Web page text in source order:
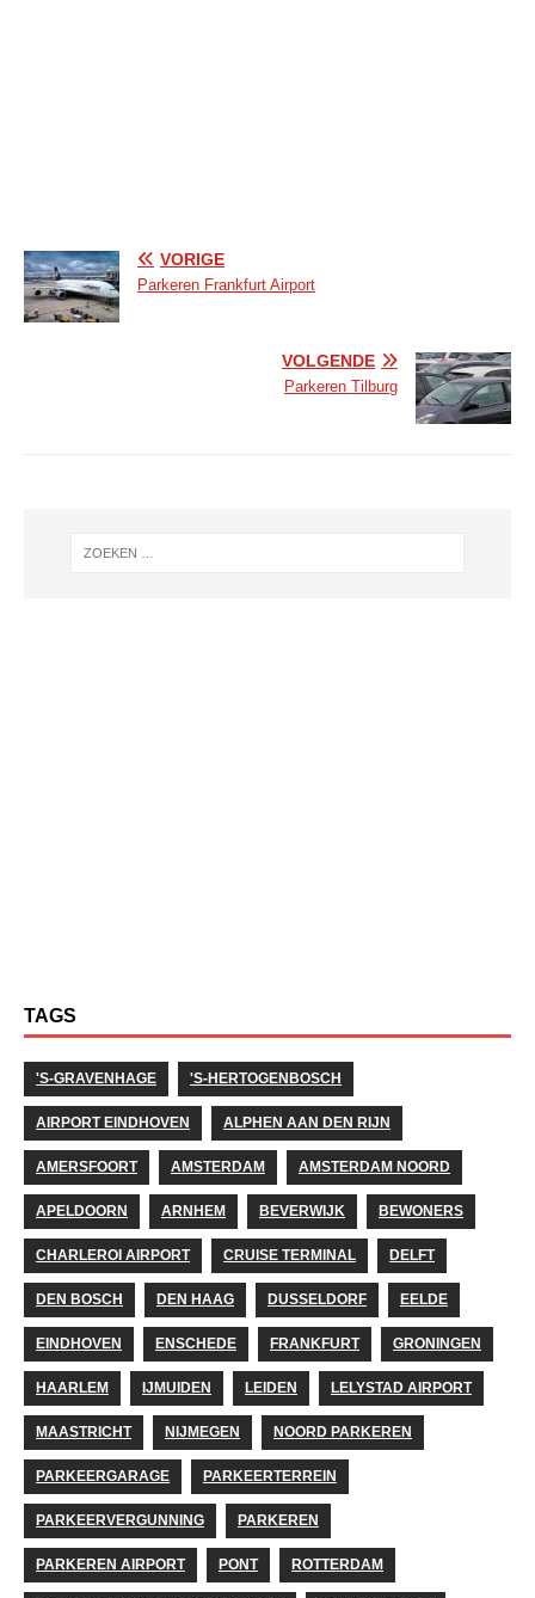
VORIGE
Parkeren Frankfurt Airport
VOLGENDE
Parkeren Tilburg
TAGS
'S-GRAVENHAGE 'S-HERTOGENBOSCH
AIRPORT EINDHOVEN ALPHEN AAN DEN RIJN
AMERSFOORT AMSTERDAM AMSTERDAM NOORD
APELDOORN ARNHEM BEVERWIJK BEWONERS
CHARLEROI AIRPORT CRUISE TERMINAL DELFT
DEN BOSCH DEN HAAG DUSSELDORF EELDE
EINDHOVEN ENSCHEDE FRANKFURT GRONINGEN
HAARLEM IJMUIDEN LEIDEN LELYSTAD AIRPORT
MAASTRICHT NIJMEGEN NOORD PARKEREN
PARKEERGARAGE PARKEERTERREIN
PARKEERVERGUNNING PARKEREN
PARKEREN AIRPORT PONT ROTTERDAM